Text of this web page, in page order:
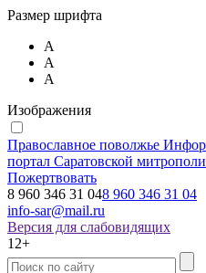
Размер шрифта
А
А
А
Изображения
Православное поволжье
портал Саратовской
Пожертвовать
8 960 346 31 048 960 346 31 04
info-sar@mail.ru
Версия для слабовидящих
12+